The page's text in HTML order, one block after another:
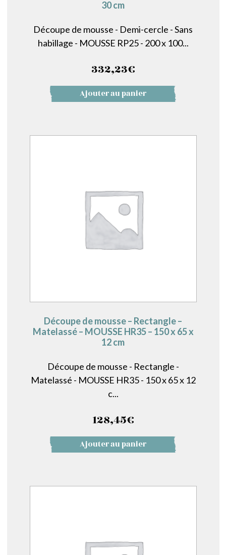
30 cm
Découpe de mousse - Demi-cercle - Sans
habillage - MOUSSE RP25 - 200 x 100...
332,23€
Ajouter au panier
Découpe de mousse – Rectangle –
Matelassé – MOUSSE HR35 – 150 x 65 x
12 cm
Découpe de mousse - Rectangle -
Matelassé - MOUSSE HR35 - 150 x 65 x 12
c...
128,45€
Ajouter au panier